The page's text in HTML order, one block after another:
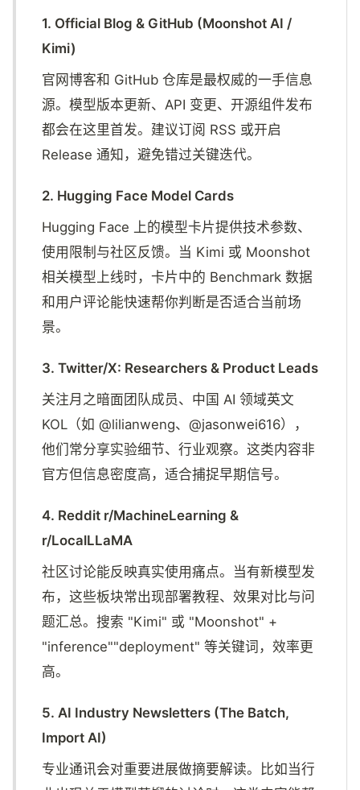
1. Official Blog & GitHub (Moonshot AI /
Kimi)
官网博客和 GitHub 仓库是最权威的一手信息
源。模型版本更新、API 变更、开源组件发布
都会在这里首发。建议订阅 RSS 或开启
Release 通知，避免错过关键迭代。
2. Hugging Face Model Cards
Hugging Face 上的模型卡片提供技术参数、
使用限制与社区反馈。当 Kimi 或 Moonshot
相关模型上线时，卡片中的 Benchmark 数据
和用户评论能快速帮你判断是否适合当前场
景。
3. Twitter/X: Researchers & Product Leads
关注月之暗面团队成员、中国 AI 领域英文
KOL（如 @lilianweng、@jasonwei616），
他们常分享实验细节、行业观察。这类内容非
官方但信息密度高，适合捕捉早期信号。
4. Reddit r/MachineLearning &
r/LocalLLaMA
社区讨论能反映真实使用痛点。当有新模型发
布，这些板块常出现部署教程、效果对比与问
题汇总。搜索 "Kimi" 或 "Moonshot" +
"inference""deployment" 等关键词，效率更
高。
5. AI Industry Newsletters (The Batch,
Import AI)
专业通讯会对重要进展做摘要解读。比如当行